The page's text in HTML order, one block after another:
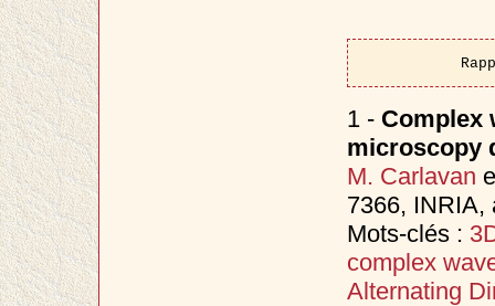
1 - Complex
microscopy
M. Carlavan
7366,
Mots-clés :
complex
Alternating